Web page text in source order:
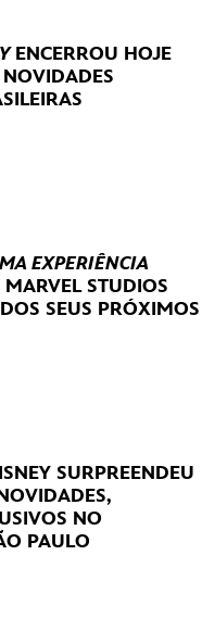
ENCERROU HOJE
EXPERIÊNCIA
STUDIOS
SEUS PRÓXIMOS
SURPREENDEU
NO
PAULO